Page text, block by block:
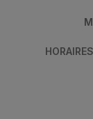
HORAIRES